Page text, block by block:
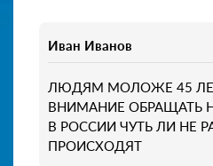
Иван Иванов
ЛЮДЯМ МОЛОЖЕ 45
ВНИМАНИЕ ОБРАЩАТЬ
В РОССИИ ЧУТЬ ЛИ НЕ
ПРОИСХОДЯТ